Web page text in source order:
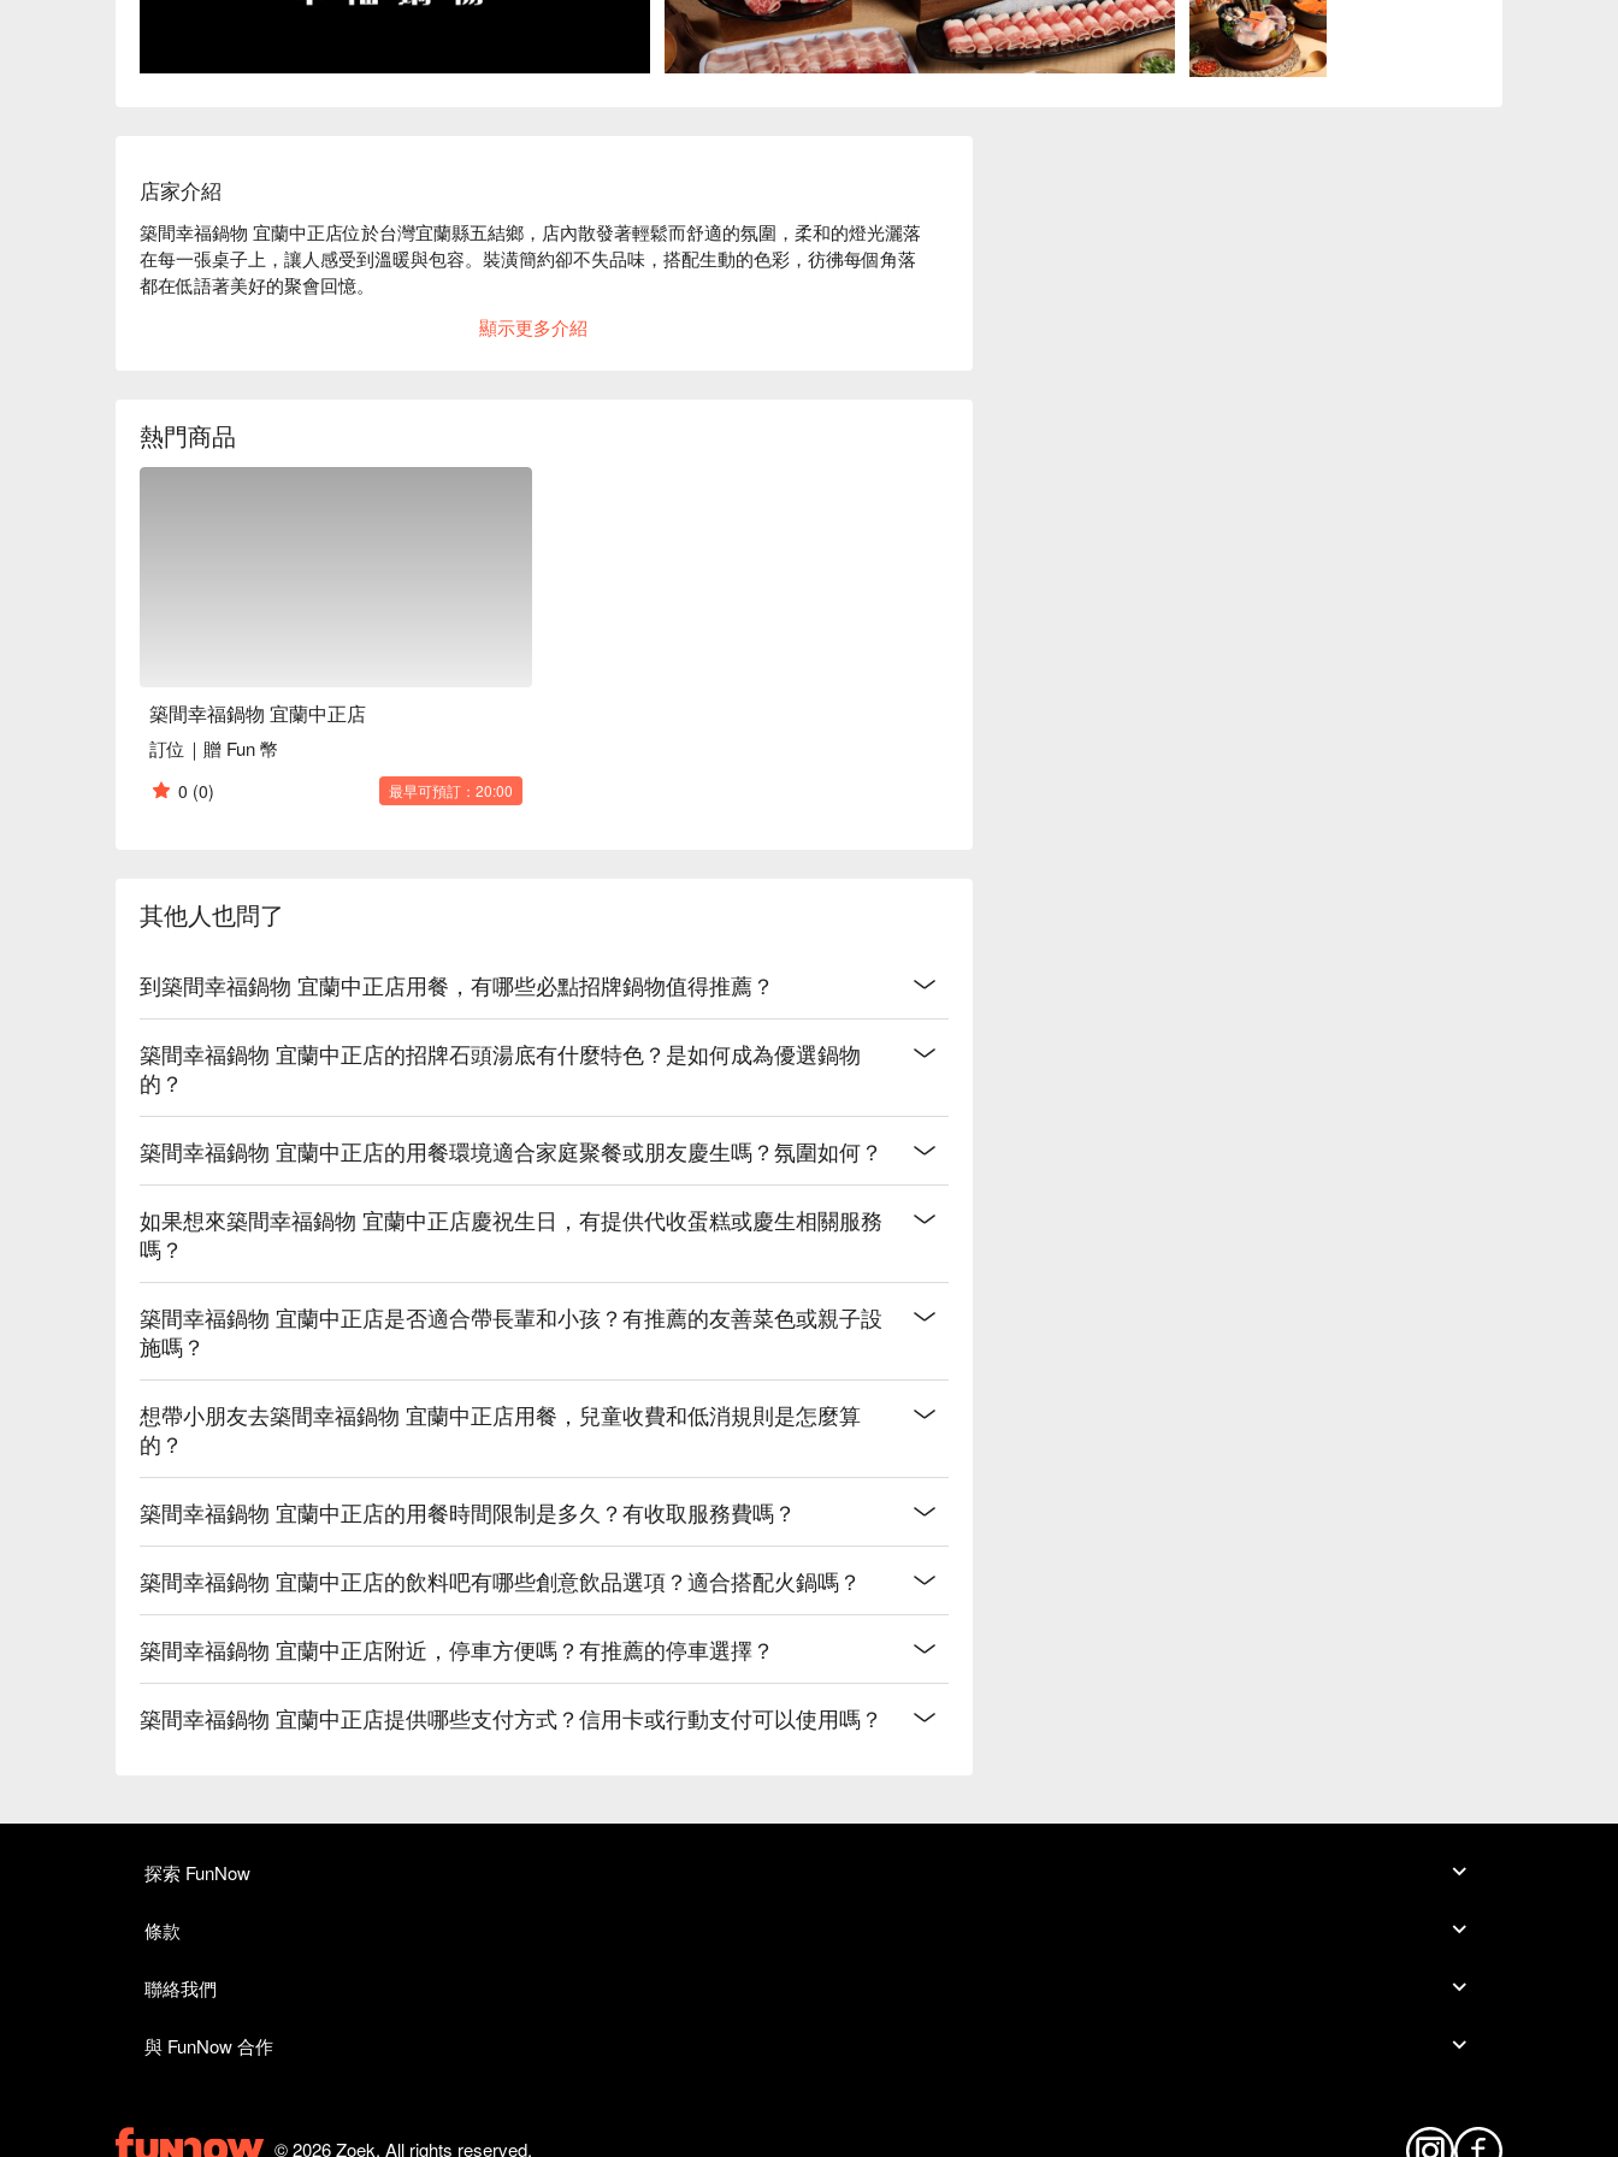
店家介紹
築間幸福鍋物 宜蘭中正店位於台灣宜蘭縣五結鄉，店內散發著輕鬆而舒適的氛圍，柔和的燈光灑落
在每一張桌子上，讓人感受到溫暖與包容。裝潢簡約卻不失品味，搭配生動的色彩，彷彿每個角落
都在低語著美好的聚會回憶。
在這樣怡人的環境中，招牌龍王鍋、日本 A5 和牛鍋以及明治冰淇淋成為聚會的完美催化劑，提升
人均消費：均消 TWD 575
適合情境：多人聚餐、日常餐廳、家庭聚餐、朋友聚餐、慶生
【羊肉鍋】羊肉軟嫩，湯汁濃厚
🍽️ 口碑必點
【蔬菜火鍋】蔬菜清甜，湯底爽口
【海鮮火鍋】海味鮮香，湯頭鮮美
🥤 特色飲品
【草莓雪酪】酸甜清新，冰涼綿密
【爽快甜瓜】清爽多汁，口感柔和
【葡萄雪酪】果香馥郁，甜美沁心
【咖啡】濃郁醇香，微苦溫暖
【茶】淡雅清香，舒緩身心
顯示更多介紹
熱門商品
築間幸福鍋物 宜蘭中正店
訂位｜贈 Fun 幣
0 (0) 最早可預訂：20:00
其他人也問了
到築間幸福鍋物 宜蘭中正店用餐，有哪些必點招牌鍋物值得推薦？
築間幸福鍋物 宜蘭中正店的招牌石頭湯底有什麼特色？是如何成為優選鍋物
的？
築間幸福鍋物 宜蘭中正店的用餐環境適合家庭聚餐或朋友慶生嗎？氛圍如何？
如果想來築間幸福鍋物 宜蘭中正店慶祝生日，有提供代收蛋糕或慶生相關服務
嗎？
築間幸福鍋物 宜蘭中正店是否適合帶長輩和小孩？有推薦的友善菜色或親子設
施嗎？
想帶小朋友去築間幸福鍋物 宜蘭中正店用餐，兒童收費和低消規則是怎麼算
的？
築間幸福鍋物 宜蘭中正店的用餐時間限制是多久？有收取服務費嗎？
築間幸福鍋物 宜蘭中正店的飲料吧有哪些創意飲品選項？適合搭配火鍋嗎？
築間幸福鍋物 宜蘭中正店附近，停車方便嗎？有推薦的停車選擇？
築間幸福鍋物 宜蘭中正店提供哪些支付方式？信用卡或行動支付可以使用嗎？
探索 FunNow
條款
聯絡我們
與 FunNow 合作
© 2026 Zoek. All rights reserved.